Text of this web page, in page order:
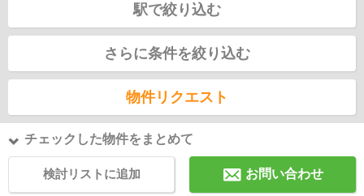
駅で絞り込む
さらに条件を絞り込む
物件リクエスト
チェックした物件をまとめて
検討リストに追加 お問い合わせ